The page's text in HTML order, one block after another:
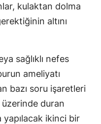
kulaktan dolma
altını
sağlıklı nefes
ameliyatı
bazı soru işaretleri
üzerinde duran
ikinci bir